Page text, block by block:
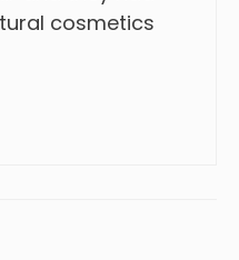
cosmetics